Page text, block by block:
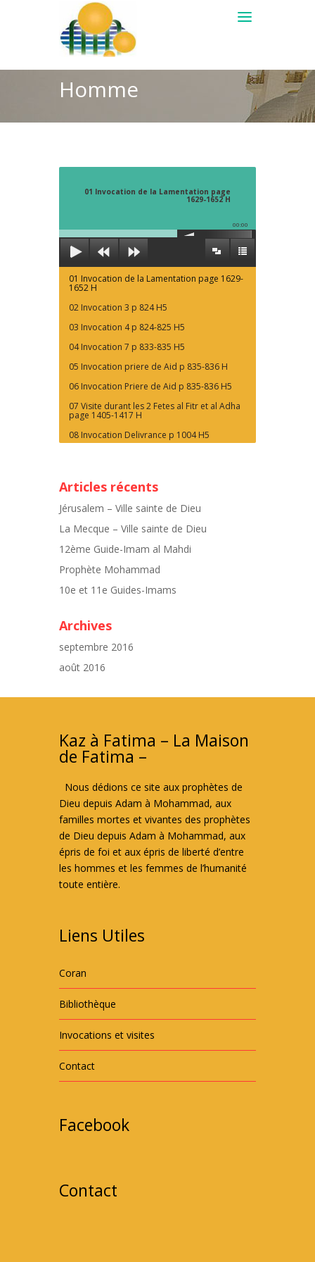
Homme
01 Invocation de la Lamentation page
1629-1652 H
00:00
01 Invocation de la Lamentation page 1629-
1652 H
02 Invocation 3 p 824 H5
03 Invocation 4 p 824-825 H5
04 Invocation 7 p 833-835 H5
05 Invocation priere de Aid p 835-836 H
06 Invocation Priere de Aid p 835-836 H5
07 Visite durant les 2 Fetes al Fitr et al Adha
page 1405-1417 H
08 Invocation Delivrance p 1004 H5
Articles récents
Jérusalem – Ville sainte de Dieu
La Mecque – Ville sainte de Dieu
12ème Guide-Imam al Mahdi
Prophète Mohammad
10e et 11e Guides-Imams
Archives
septembre 2016
août 2016
Kaz à Fatima – La Maison
de Fatima –
Nous dédions ce site aux prophètes de
Dieu depuis Adam à Mohammad, aux
familles mortes et vivantes des prophètes
de Dieu depuis Adam à Mohammad, aux
épris de foi et aux épris de liberté d’entre
les hommes et les femmes de l’humanité
toute entière.
Liens Utiles
Coran
Bibliothèque
Invocations et visites
Contact
Facebook
Contact